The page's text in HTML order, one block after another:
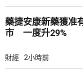
藥捷安康新藥獲准
市 一度升29%
財經 2小時前